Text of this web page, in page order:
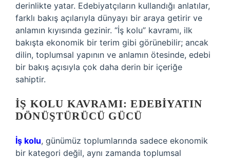
derinlikte yatar. Edebiyatçıların kullandığı anlatılar,
farklı bakış açılarıyla dünyayı bir araya getirir ve
anlamın kıyısında gezinir. “İş kolu” kavramı, ilk
bakışta ekonomik bir terim gibi görünebilir; ancak
dilin, toplumsal yapının ve anlamın ötesinde, edebi
bir bakış açısıyla çok daha derin bir içeriğe
sahiptir.
İŞ KOLU KAVRAMI: EDEBIYATIN
DÖNÜŞTÜRÜCÜ GÜCÜ
İş kolu, günümüz toplumlarında sadece ekonomik
bir kategori değil, aynı zamanda toplumsal